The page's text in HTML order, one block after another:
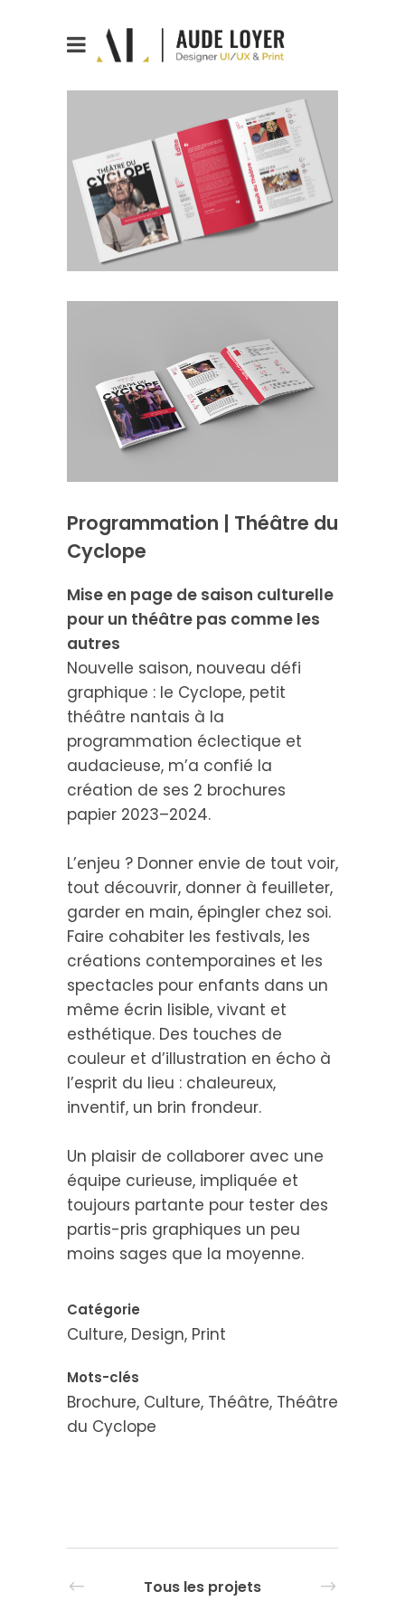
Programmation | Théâtre du
Cyclope
Mise en page de saison culturelle
pour un théâtre pas comme les
autres
Nouvelle saison, nouveau défi
graphique : le Cyclope, petit
théâtre nantais à la
programmation éclectique et
audacieuse, m’a confié la
création de ses 2 brochures
papier 2023–2024.
L’enjeu ? Donner envie de tout voir,
tout découvrir, donner à feuilleter,
garder en main, épingler chez soi.
Faire cohabiter les festivals, les
créations contemporaines et les
spectacles pour enfants dans un
même écrin lisible, vivant et
esthétique. Des touches de
couleur et d’illustration en écho à
l’esprit du lieu : chaleureux,
inventif, un brin frondeur.
Un plaisir de collaborer avec une
équipe curieuse, impliquée et
toujours partante pour tester des
partis-pris graphiques un peu
moins sages que la moyenne.
Catégorie
Culture, Design, Print
Mots-clés
Brochure, Culture, Théâtre, Théâtre
du Cyclope
Tous les projets